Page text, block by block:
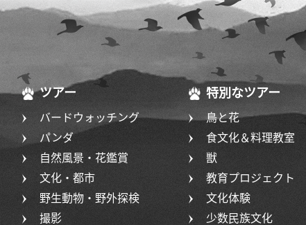
ツアー
バードウォッチング
パンダ
自然風景・花鑑賞
文化・都市
野生動物・野外探検
撮影
特別なツアー
鳥と花
食文化＆料理教室
獣
教育プロジェクト
文化体験
少数民族文化